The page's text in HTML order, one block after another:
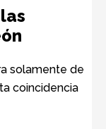
solamente de
coincidencia